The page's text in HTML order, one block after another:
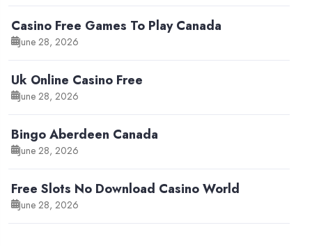
Casino Free Games To Play Canada
June 28, 2026
Uk Online Casino Free
June 28, 2026
Bingo Aberdeen Canada
June 28, 2026
Free Slots No Download Casino World
June 28, 2026